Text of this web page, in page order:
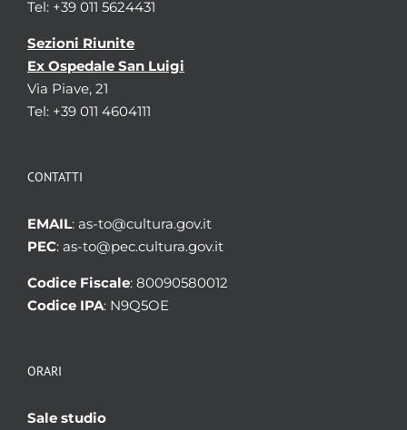
Tel: +39 011 5624431
Sezioni Riunite
Ex Ospedale San Luigi
Via Piave, 21
Tel: +39 011 4604111
CONTATTI
EMAIL: as-to@cultura.gov.it
PEC: as-to@pec.cultura.gov.it
Codice Fiscale: 80090580012
Codice IPA: N9Q5OE
ORARI
Sale studio